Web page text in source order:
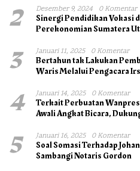
2 Desember 9, 2024 0 Komentar
Sinergi Pendidikan Vokasi
Perekonomian Sumatera
3 Januari 11, 2025 0 Komentar
Bertahun tak Lakukan
Waris Melalui Pengacara
4 Januari 14, 2025 0 Komentar
Terkait Perbuatan
Awali Angkat Bicara,
5 Januari 16, 2025 0 Komentar
Soal Somasi Terhadap
Sambangi Notaris Gordon